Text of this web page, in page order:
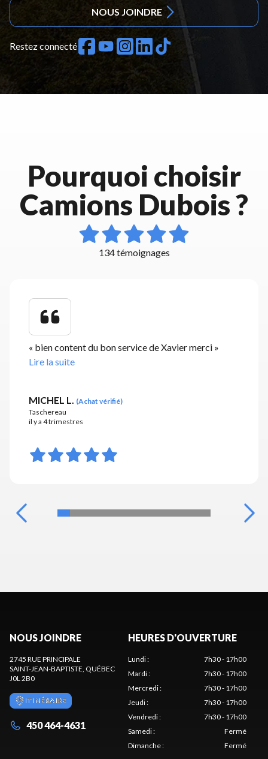
NOUS JOINDRE
Restez connecté
Pourquoi choisir
Camions Dubois ?
134 témoignages
« bien content du bon service de Xavier merci »
Lire la suite
MICHEL L. (Achat vérifié)
Taschereau
il y a 4 trimestres
NOUS JOINDRE
2745 RUE PRINCIPALE
SAINT-JEAN-BAPTISTE , QUÉBEC
J0L 2B0
ITINÉRAIRE
450 464-4631
HEURES D'OUVERTURE
Lundi:
7h30 - 17h00
Mardi:
7h30 - 17h00
Mercredi:
7h30 - 17h00
Jeudi:
7h30 - 17h00
Vendredi:
7h30 - 17h00
Samedi:
Fermé
Dimanche: Fermé